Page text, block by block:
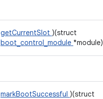
getCurrentSlot )(struct
boot_control_module *module)
markBootSuccessful )(struct